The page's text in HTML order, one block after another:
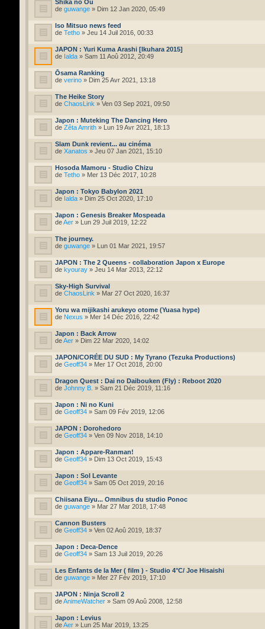
Shika no Ou
de guwange » Dim 12 Jan 2020, 05:49
Iso Mitsuo news feed
de Tetho » Jeu 14 Juil 2016, 00:33
JAPON : Yuri Kuma Arashi [Ikuhara 2015]
de Ialda » Sam 11 Aoû 2012, 20:49
Ōsama Ranking
de verino » Dim 25 Avr 2021, 13:18
The Heike Story
de ChaosLink » Ven 03 Sep 2021, 09:50
Japon : Muteking The Dancing Hero
de Zêta Amrith » Lun 19 Avr 2021, 18:13
Slam Dunk revient... au cinéma
de Xanatos » Jeu 07 Jan 2021, 15:10
Hosoda Mamoru - Studio Chizu
de Tetho » Mer 13 Déc 2017, 10:28
Japon : Tokyo Babylon 2021
de Ialda » Dim 25 Oct 2020, 17:10
Japon : Genesis Breaker Mospeada
deAer » Lun 29 Juil 2019, 12:22
The journey.
de guwange » Lun 01 Mar 2021, 19:57
JAPON : The 2 Queens - collaboration Japon x Europe
de kyouray » Jeu 14 Mar 2013, 22:12
Sky-High Survival
de ChaosLink » Mar 27 Oct 2020, 16:37
Yoru wa mijikashi arukeyo otome (Yuasa hype)
de Nexus » Mer 14 Déc 2016, 22:42
Japon : Back Arrow
deAer » Dim 22 Mar 2020, 14:02
JAPON/CORÉE DU SUD : My Tyrano (Tezuka Productions)
de Geoff34 » Mer 17 Oct 2018, 20:00
Dragon Quest : Dai no Daibouken (Fly) : Reboot 2020
de Johnny B. » Sam 21 Déc 2019, 11:16
Japon : Ni no Kuni
de Geoff34 » Sam 09 Fév 2019, 12:06
JAPON : Dorohedoro
de Geoff34 » Ven 09 Nov 2018, 14:10
Japon : Appare-Ranman!
de Geoff34 » Dim 13 Oct 2019, 15:43
Japon : Sol Levante
de Geoff34 » Sam 05 Oct 2019, 20:16
Chiisana Eiyu... Omnibus du studio Ponoc
de guwange » Mar 27 Mar 2018, 17:48
Cannon Busters
de Geoff34 » Ven 02 Aoû 2019, 18:37
Japon : Deca-Dence
de Geoff34 » Sam 13 Juil 2019, 20:26
Les Enfants de la Mer ( film ) - Studio 4°C/ Joe Hisaishi
de guwange » Mer 27 Fév 2019, 17:10
JAPON : Ninja Scroll 2
deAnimeWatcher » Sam 09 Aoû 2008, 12:58
Japon : Levius
deAer » Lun 25 Mar 2019, 13:25